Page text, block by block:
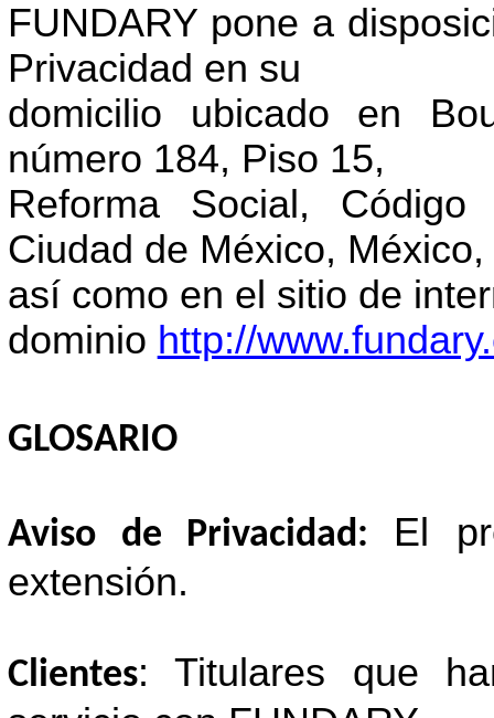
FUNDARY pone a
Privacidad en su
domicilio ubicado en
número 184, Piso 15,
Reforma Social,
Ciudad de México, México,
así como en el sitio de
dominio http://
GLOSARIO
Aviso de Privacidad: El
extensión.
Clientes: Titulares que